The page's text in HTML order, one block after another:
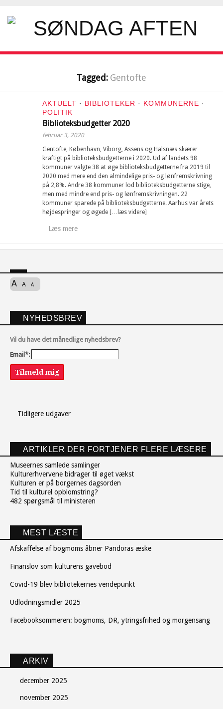
Tagged: Gentofte
AKTUELT · BIBLIOTEKER · KOMMUNERNE ·
POLITIK
Biblioteksbudgetter 2020
februar 3, 2020
Gentofte, København, Viborg, Assens og Halsnæs skærer
kraftigt på biblioteksbudgetterne i 2020. Ud af landets 98
kommuner valgte 38 at øge biblioteksbudgetterne fra 2019 til
2020 med mere end den almindelige pris- og lønfremskrivning
på 2,8%. Andre 38 kommuner lod biblioteksbudgetterne stige,
men med mindre end pris- og lønfremskrivningen. 22
kommuner sparede på biblioteksbudgetterne. Aarhus var årets
højdespringer og øgede […læs videre]
Læs mere
A A A
NYHEDSBREV
Vil du have det månedlige nyhedsbrev?
Email*:
Tilmeld mig
Tidligere udgaver
ARTIKLER DER FORTJENER FLERE LÆSERE
Museernes samlede samlinger
Kulturerhvervene bidrager til øget vækst
Kulturen er på borgernes dagsorden
Tid til kulturel opblomstring?
482 spørgsmål til ministeren
MEST LÆSTE
Afskaffelse af bogmoms åbner Pandoras æske
Finanslov som kulturens gavebod
Covid-19 blev bibliotekernes vendepunkt
Udlodningsmidler 2025
Facebooksommeren: bogmoms, DR, ytringsfrihed og morgensang
ARKIV
december 2025
november 2025